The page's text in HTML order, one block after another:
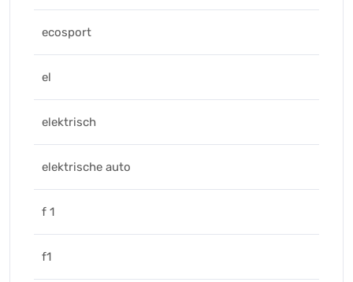
ecosport
el
elektrisch
elektrische auto
f 1
f1